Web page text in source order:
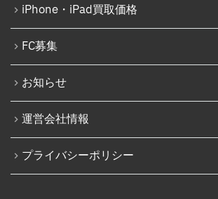
iPod修理実績
iPodバッテリー交換
パソコン修理実績
パソコン液晶パネル交換修理
パソコンバッテリー交換
パソコンその他部品修理
iPhone 16
iPhone 16 Plus
iPhone 16 Pro
iPhone 16 Pro Max
iPhone 16e
iPhone 17
iPhone・iPad買取価格
FC募集
お知らせ
運営会社情報
プライバシーポリシー